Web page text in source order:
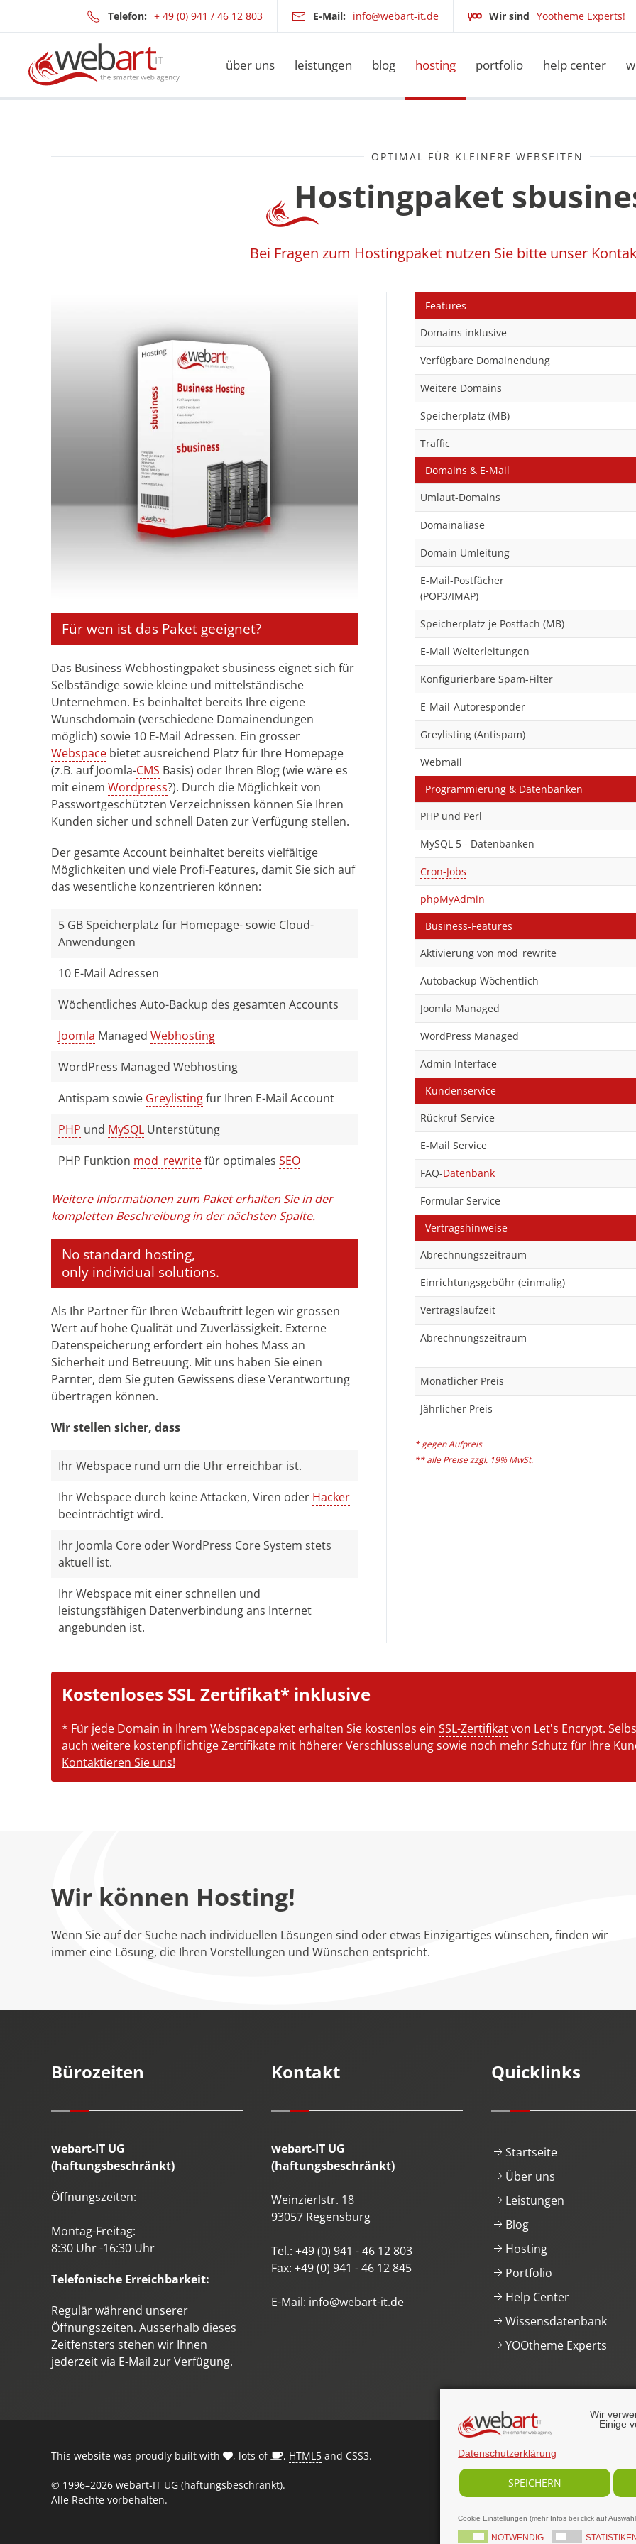
Wir
Einige
Datenschutzerklärung
SPEICHERN
Cookie Einstellungen (mehr Infos bei click auf
NOTWENDIG
Zum Hauptinhalt springen
Telefon: + 49 (0) 941 / 46 12 803 E-Mail: info@webart-it.de Wir sind Yootheme Experts!
über uns leistungen blog hosting portfolio help center
OPTIMAL FÜR KLEINERE WEBSEITEN
Hostingpaket
Bei Fragen zum Hostingpaket nutzen Sie bitte unser
Für wen ist das Paket geeignet?
Das Business Webhostingpaket sbusiness eignet sich für
Selbständige sowie kleine und mittelständische
Unternehmen. Es beinhaltet bereits Ihre eigene
Wunschdomain (verschiedene Domainendungen
möglich) sowie 10 E-Mail Adressen. Ein grosser
Webspace bietet ausreichend Platz für Ihre Homepage
(z.B. auf Joomla-CMS Basis) oder Ihren Blog (wie wäre es
mit einem Wordpress?). Durch die Möglichkeit von
Passwortgeschützten Verzeichnissen können Sie Ihren
Kunden sicher und schnell Daten zur Verfügung stellen.
Der gesamte Account beinhaltet bereits vielfältige
Möglichkeiten und viele Profi-Features, damit Sie sich auf
das wesentliche konzentrieren können:
5 GB Speicherplatz für Homepage- sowie Cloud-
Anwendungen
10 E-Mail Adressen
Wöchentliches Auto-Backup des gesamten Accounts
Joomla Managed Webhosting
WordPress Managed Webhosting
Antispam sowie Greylistingfür Ihren E-Mail Account
PHP und MySQL Unterstütung
PHP Funktion mod_rewritefür optimales SEO
Weitere Informationen zum Paket erhalten Sie in der
kompletten Beschreibung in der nächsten Spalte.
No standard hosting,
only individual solutions.
Als Ihr Partner für Ihren Webauftritt legen wir grossen
Wert auf hohe Qualität und Zuverlässigkeit. Externe
Datenspeicherung erfordert ein hohes Mass an
Sicherheit und Betreuung. Mit uns haben Sie einen
Parnter, dem Sie guten Gewissens diese Verantwortung
übertragen können.
Wir stellen sicher, dass
Ihr Webspace rund um die Uhr erreichbar ist.
Ihr Webspace durch keine Attacken, Viren oder Hacker
beeinträchtigt wird.
Ihr Joomla Core oder WordPress Core System stets
aktuell ist.
Ihr Webspace mit einer schnellen und
leistungsfähigen Datenverbindung ans Internet
angebunden ist.
Features
Domains inklusive
Verfügbare Domainendung
Weitere Domains
Speicherplatz (MB)
Traffic
Domains & E-Mail
Umlaut-Domains
Domainaliase
Domain Umleitung
E-Mail-Postfächer
(POP3/IMAP)
Speicherplatz je Postfach (MB)
E-Mail Weiterleitungen
Konfigurierbare Spam-Filter
E-Mail-Autoresponder
Greylisting (Antispam)
Webmail
Programmierung & Datenbanken
PHP und Perl
MySQL 5 - Datenbanken
Cron-Jobs
phpMyAdmin
Business-Features
Aktivierung von mod_rewrite
Autobackup Wöchentlich
Joomla Managed
WordPress Managed
Admin Interface
Kundenservice
Rückruf-Service
E-Mail Service
FAQ-Datenbank
Formular Service
Vertragshinweise
Abrechnungszeitraum
Einrichtungsgebühr (einmalig)
Vertragslaufzeit
Abrechnungszeitraum
Monatlicher Preis
Jährlicher Preis
* gegen Aufpreis
** alle Preise zzgl. 19% MwSt.
Kostenloses SSL Zertifikat* inklusive
* Für jede Domain in Ihrem Webspacepaket erhalten Sie kostenlos ein SSL-Zertifikatvon Let's Encrypt.
auch weitere kostenpflichtige Zertifikate mit höherer Verschlüsselung sowie noch mehr Schutz für Ihre
Kontaktieren Sie uns!
Wir können Hosting!
Wenn Sie auf der Suche nach individuellen Lösungen sind oder etwas Einzigartiges wünschen, finden wir
immer eine Lösung, die Ihren Vorstellungen und Wünschen entspricht.
Bürozeiten
webart-IT UG
(haftungsbeschränkt)
Öffnungszeiten:
Montag-Freitag:
8:30 Uhr -16:30 Uhr
Telefonische Erreichbarkeit:
Regulär während unserer
Öffnungszeiten. Ausserhalb dieses
Zeitfensters stehen wir Ihnen
jederzeit via E-Mail zur Verfügung.
Kontakt
webart-IT UG
(haftungsbeschränkt)
Weinzierlstr. 18
93057 Regensburg
Tel.: +49 (0) 941 - 46 12 803
Fax: +49 (0) 941 - 46 12 845
E-Mail: info@webart-it.de
Quicklinks
Startseite
Über uns
Leistungen
Blog
Hosting
Portfolio
Help Center
Wissensdatenbank
YOOtheme Experts
This website was proudly built with , lots of , HTML5 and CSS3.
© 1996–2026 webart-IT UG (haftungsbeschränkt).
Alle Rechte vorbehalten.